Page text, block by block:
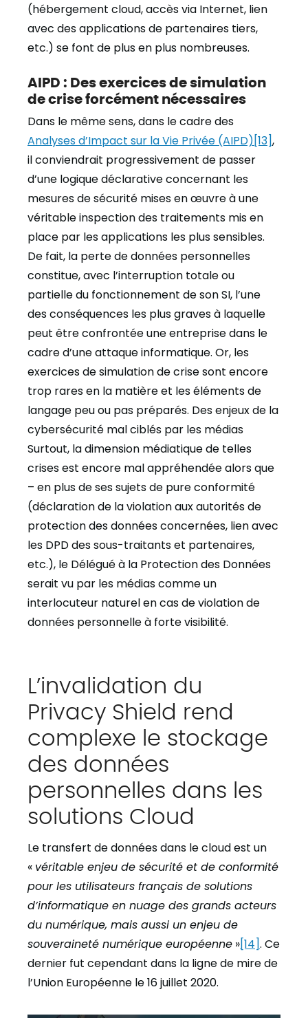
(hébergement cloud, accès via Internet, lien
avec des applications de partenaires tiers,
etc.) se font de plus en plus nombreuses.
AIPD : Des exercices de simulation
de crise forcément nécessaires
Dans le même sens, dans le cadre des
Analyses d’Impact sur la Vie Privée (AIPD)[13],
il conviendrait progressivement de passer
d’une logique déclarative concernant les
mesures de sécurité mises en œuvre à une
véritable inspection des traitements mis en
place par les applications les plus sensibles.
De fait, la perte de données personnelles
constitue, avec l’interruption totale ou
partielle du fonctionnement de son SI, l’une
des conséquences les plus graves à laquelle
peut être confrontée une entreprise dans le
cadre d’une attaque informatique. Or, les
exercices de simulation de crise sont encore
trop rares en la matière et les éléments de
langage peu ou pas préparés. Des enjeux de la
cybersécurité mal ciblés par les médias
Surtout, la dimension médiatique de telles
crises est encore mal appréhendée alors que
– en plus de ses sujets de pure conformité
(déclaration de la violation aux autorités de
protection des données concernées, lien avec
les DPD des sous-traitants et partenaires,
etc.), le Délégué à la Protection des Données
serait vu par les médias comme un
interlocuteur naturel en cas de violation de
données personnelle à forte visibilité.
L’invalidation du
Privacy Shield rend
complexe le stockage
des données
personnelles dans les
solutions Cloud
Le transfert de données dans le cloud est un
« véritable enjeu de sécurité et de conformité
pour les utilisateurs français de solutions
d’informatique en nuage des grands acteurs
du numérique, mais aussi un enjeu de
souveraineté numérique européenne »[14]. Ce
dernier fut cependant dans la ligne de mire de
l’Union Européenne le 16 juillet 2020.